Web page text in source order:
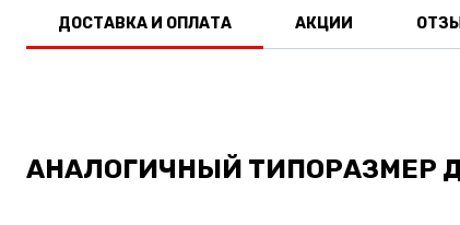
ДОСТАВКА И ОПЛАТА АКЦИИ
АНАЛОГИЧНЫЙ ТИПОРАЗМЕР